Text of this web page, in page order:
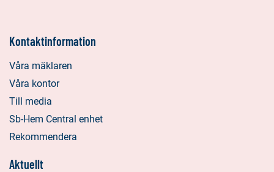
Kontaktinformation
Våra mäklaren
Våra kontor
Till media
Sb-Hem Central enhet
Rekommendera
Aktuellt